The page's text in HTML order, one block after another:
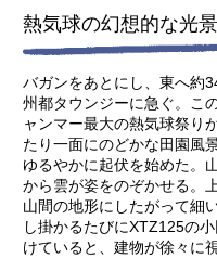
熱気球の幻想的な光
バガンをあとにし、東へ約
州都タウンジーに急ぐ。こ
ャンマー最大の熱気球祭り
たり一面にのどかな田園風
ゆるやかに起伏を始めた。
から雲が姿をのぞかせる。
山間の地形にしたがって細
し掛かるたびにXTZ125の
けていると、建物が徐々に